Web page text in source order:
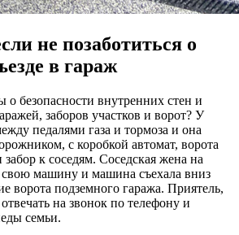
не позаботиться о
в гараж
о безопасности внутренних стен и
заборов участков и ворот? У
педалями газа и тормоза и она
с коробкой автомат, ворота
к соседям. Соседская жена на
свою машину и машина съехала вниз
ворота подземного гаража. Приятель,
на звонок по телефону и
семьи.